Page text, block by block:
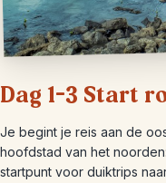
Dag 1-3 Start
Je begint je reis aan de
hoofdstad van het
startpunt voor duiktrips